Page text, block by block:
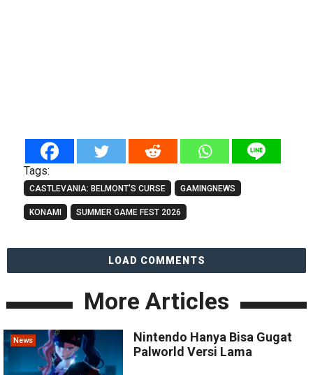
Tags:
CASTLEVANIA: BELMONT'S CURSE GAMINGNEWS
KONAMI SUMMER GAME FEST 2026
LOAD COMMENTS
More Articles
News
Nintendo Hanya Bisa Gugat
Palworld Versi Lama